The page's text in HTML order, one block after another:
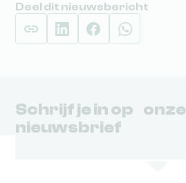
Deel dit nieuwsbericht
Schrijf je in op onze
nieuwsbrief